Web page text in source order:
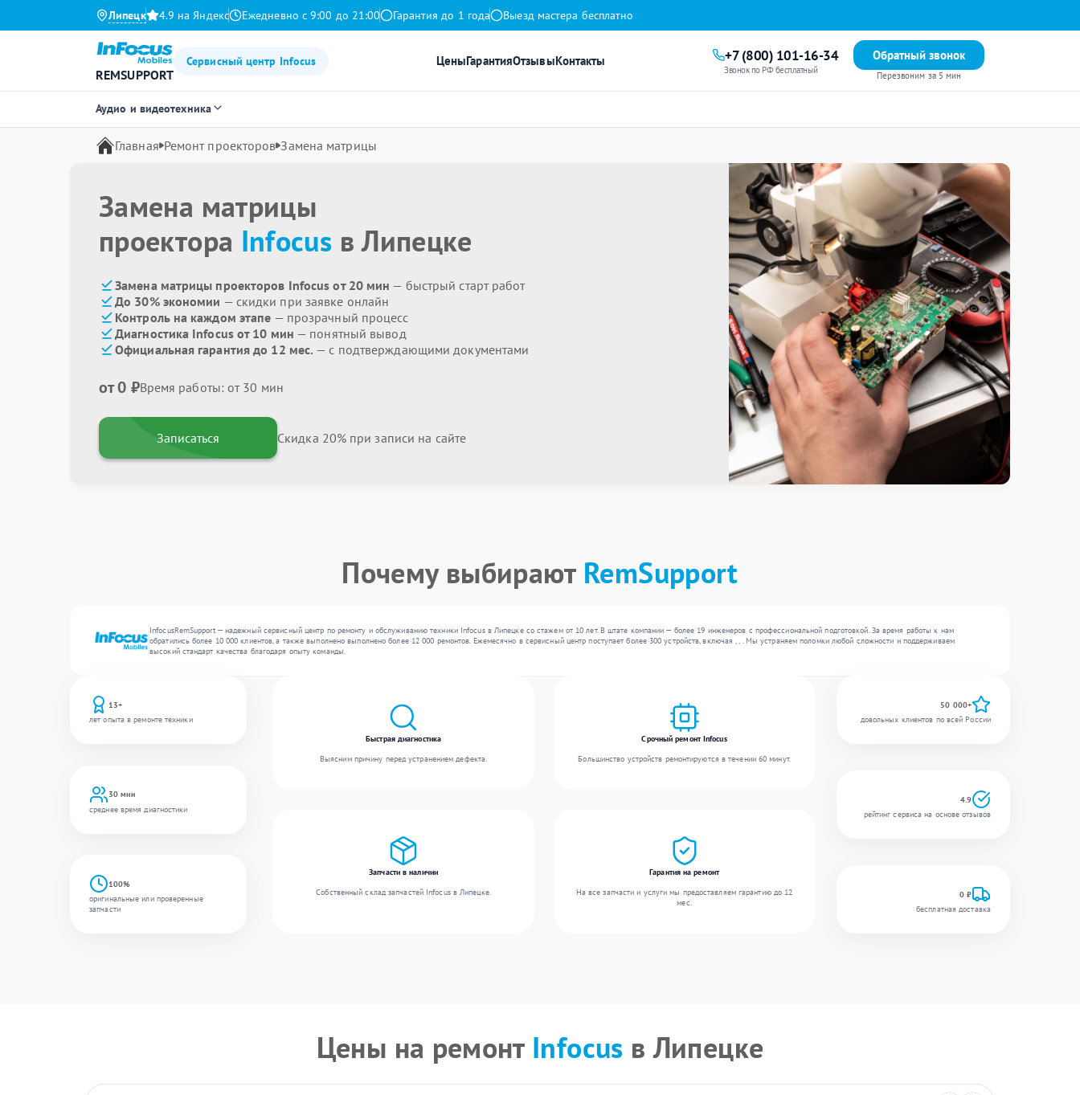
Липецк 4.9 на Яндекс Ежедневно с 9:00 до 21:00 Гарантия до 1 года Выезд мастера бесплатно
REMSUPPORT
Сервисный центр Infocus ЦеныГарантияОтзывыКонтакты +7 (800) 101-16-34
Звонок по РФ бесплатный
Обратный звонок
Перезвоним за 5 мин
Аудио и видеотехника
Главная Ремонт проекторов Замена матрицы
Замена матрицы
проектора Infocus в Липецке
Замена матрицы проекторов Infocus от 20 мин — быстрый старт работ
До 30% экономии — скидки при заявке онлайн
Контроль на каждом этапе — прозрачный процесс
Диагностика Infocus от 10 мин — понятный вывод
Официальная гарантия до 12 мес. — с подтверждающими документами
от 0 ₽Время работы: от 30 мин
Записаться Скидка 20% при записи на сайте
Почему выбирают RemSupport
InfocusRemSupport — надежный сервисный центр по ремонту и обслуживанию техники Infocus в Липецке со стажем от 10 лет. В штате компании — более 19 инженеров с профессиональной подготовкой. За время работы к нам
обратились более 10 000 клиентов, а также выполнено выполнено более 12 000 ремонтов. Ежемесячно в сервисный центр поступает более 300 устройств, включая , , . Мы устраняем поломки любой сложности и поддерживаем
высокий стандарт качества благодаря опыту команды.
13+
лет опыта в ремонте техники
30 мин
среднее время диагностики
100%
оригинальные или проверенные
запчасти
Быстрая диагностика
Выясним причину перед устранением дефекта.
Срочный ремонт Infocus
Большинство устройств ремонтируются в течении 60 минут.
Запчасти в наличии
Собственный склад запчастей Infocus в Липецке.
Гарантия на ремонт
На все запчасти и услуги мы предоставляем гарантию до 12
мес.
50 000+
довольных клиентов по всей России
4.9
рейтинг сервиса на основе отзывов
0 ₽
бесплатная доставка
Цены на ремонт Infocus в Липецке